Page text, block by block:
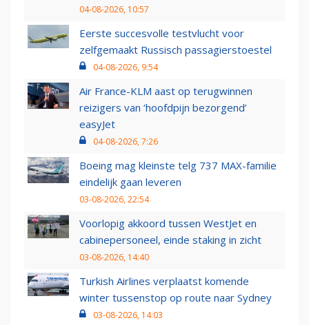
04-08-2026, 10:57
Eerste succesvolle testvlucht voor
zelfgemaakt Russisch passagierstoestel
04-08-2026, 9:54
Air France-KLM aast op terugwinnen
reizigers van ‘hoofdpijn bezorgend’
easyJet
04-08-2026, 7:26
Boeing mag kleinste telg 737 MAX-familie
eindelijk gaan leveren
03-08-2026, 22:54
Voorlopig akkoord tussen WestJet en
cabinepersoneel, einde staking in zicht
03-08-2026, 14:40
Turkish Airlines verplaatst komende
winter tussenstop op route naar Sydney
03-08-2026, 14:03